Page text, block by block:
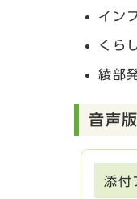
イン
くら
綾部
音声版
添付